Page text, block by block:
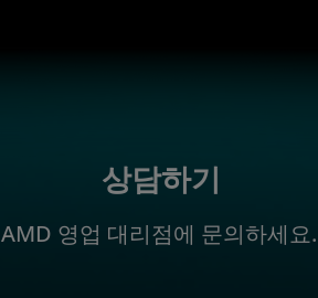
상담하기
AMD 영업 대리점에 문의하세요.